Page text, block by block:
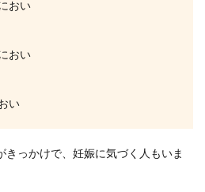
おい
おい
い
きっかけで、妊娠に気づく人もいま